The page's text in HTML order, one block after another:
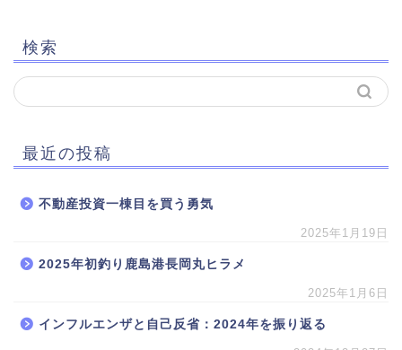
検索
最近の投稿
不動産投資一棟目を買う勇気
2025年1月19日
2025年初釣り鹿島港長岡丸ヒラメ
2025年1月6日
インフルエンザと自己反省：2024年を振り返る